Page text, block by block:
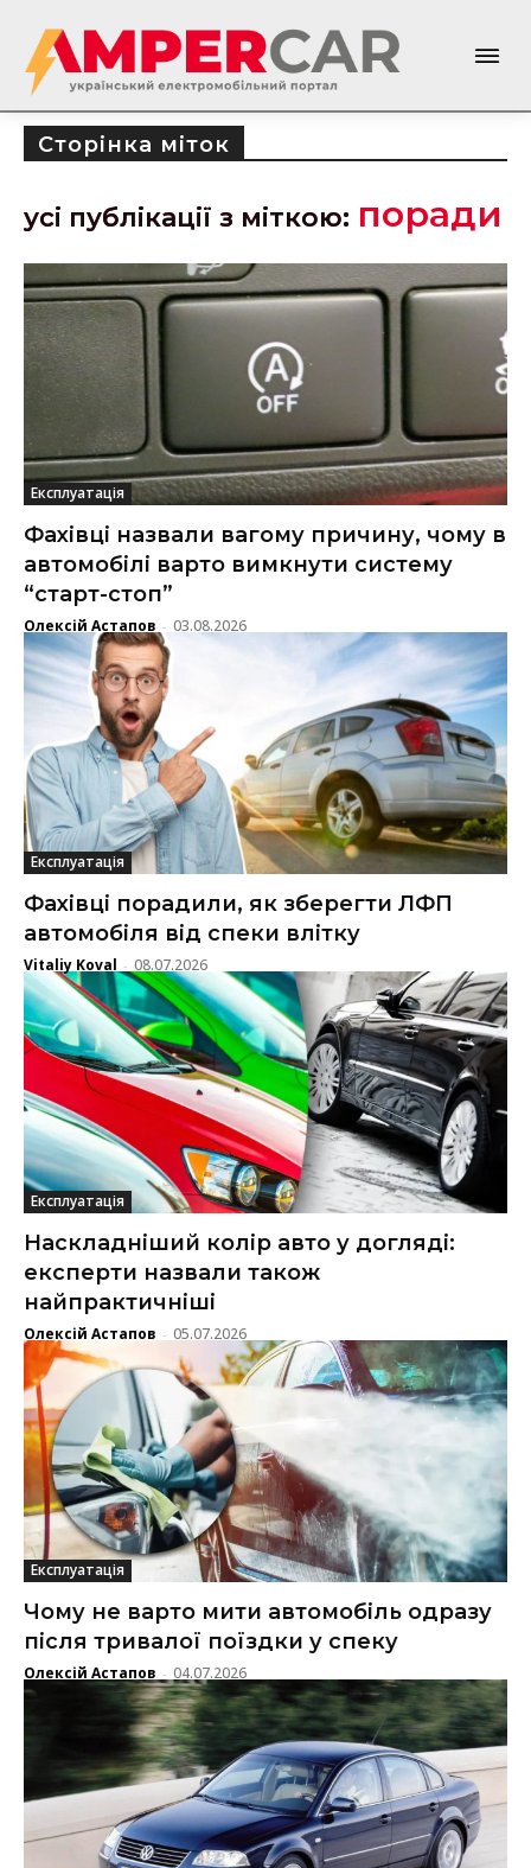
Сторінка міток
усі публікації з міткою: поради
Експлуатація
Фахівці назвали вагому причину, чому в
автомобілі варто вимкнути систему
“старт-стоп”
Олексій Астапов - 03.08.2026
Експлуатація
Фахівці порадили, як зберегти ЛФП
автомобіля від спеки влітку
Vitaliy Koval - 08.07.2026
Експлуатація
Наскладніший колір авто у догляді:
експерти назвали також
найпрактичніші
Олексій Астапов - 05.07.2026
Експлуатація
Чому не варто мити автомобіль одразу
після тривалої поїздки у спеку
Олексій Астапов - 04.07.2026